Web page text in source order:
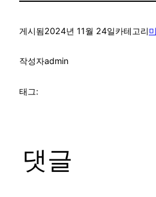
게시됨2024년 11월 24일카테고리
작성자admin
태그:
댓글